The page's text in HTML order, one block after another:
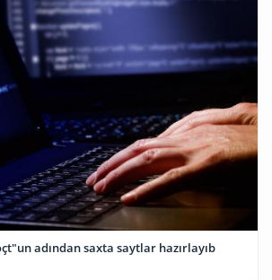
adından saxta saytlar hazırlayıb